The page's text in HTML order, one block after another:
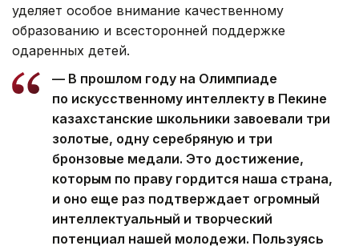
уделяет особое внимание качественному
образованию и всесторонней поддержке
одаренных детей.
— В прошлом году на Олимпиаде
по искусственному интеллекту в Пекине
казахстанские школьники завоевали три
золотые, одну серебряную и три
бронзовые медали. Это достижение,
которым по праву гордится наша страна,
и оно еще раз подтверждает огромный
интеллектуальный и творческий
потенциал нашей молодежи. Пользуясь